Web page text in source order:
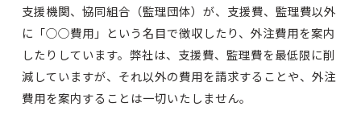
支援機関、協同組合（監理団体）が、支援費、監理費以外
に「○○費用」という名目で徴収したり、外注費用を案内
したりしています。弊社は、支援費、監理費を最低限に削
減していますが、それ以外の費用を請求することや、外注
費用を案内することは一切いたしません。